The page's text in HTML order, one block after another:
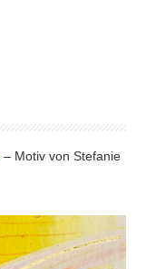
– Motiv von Stefanie